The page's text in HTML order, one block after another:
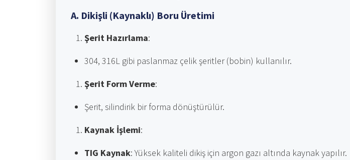
A. Dikişli (Kaynaklı) Boru Üretimi
Şerit Hazırlama:
304, 316L gibi paslanmaz çelik şeritler (bobin) kullanılır.
Şerit Form Verme:
Şerit, silindirik bir forma dönüştürülür.
Kaynak İşlemi:
TIG Kaynak: Yüksek kaliteli dikiş için argon gazı altında kaynak yapılır.